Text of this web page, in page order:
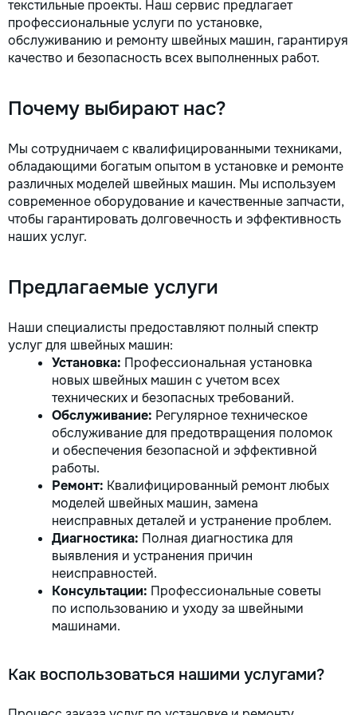
la fiecare detaliu. Contactați-ne
pentru o consultație gratuită și un
deviz fără obligații: 069 376 542
+373 603 31 178 Viber | WhatsApp
gratuit Consultanță profesională
Reparații executate la timp și cu
responsabilitate. Transformăm
ideile în locuințe confortabile,
moderne și funcționale! Calitatea
noastră – liniștea și confortul
dumneavoastră!
текстильные проекты. Наш сервис предлагает
профессиональные услуги по установке,
обслуживанию и ремонту швейных машин, гарантируя
качество и безопасность всех выполненных работ.
Почему выбирают нас?
Мы сотрудничаем с квалифицированными техниками,
обладающими богатым опытом в установке и ремонте
различных моделей швейных машин. Мы используем
современное оборудование и качественные запчасти,
чтобы гарантировать долговечность и эффективность
наших услуг.
Предлагаемые услуги
Наши специалисты предоставляют полный спектр
услуг для швейных машин:
Установка: Профессиональная установка
новых швейных машин с учетом всех
технических и безопасных требований.
Обслуживание: Регулярное техническое
обслуживание для предотвращения поломок
и обеспечения безопасной и эффективной
работы.
Ремонт: Квалифицированный ремонт любых
моделей швейных машин, замена
неисправных деталей и устранение проблем.
Диагностика: Полная диагностика для
выявления и устранения причин
неисправностей.
Консультации: Профессиональные советы
по использованию и уходу за швейными
машинами.
Как воспользоваться нашими услугами?